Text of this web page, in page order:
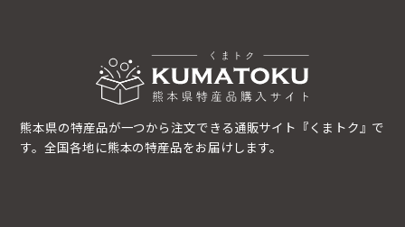
熊本県の特産品が一つから注文できる通販サイト『くまトク』で
す。全国各地に熊本の特産品をお届けします。